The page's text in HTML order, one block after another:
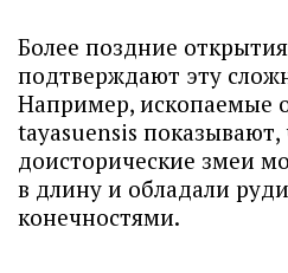
Более поздние
подтверждают эту
Например, ископаемые
tayasuensis
доисторические змеи
в длину и обладали
конечностями.